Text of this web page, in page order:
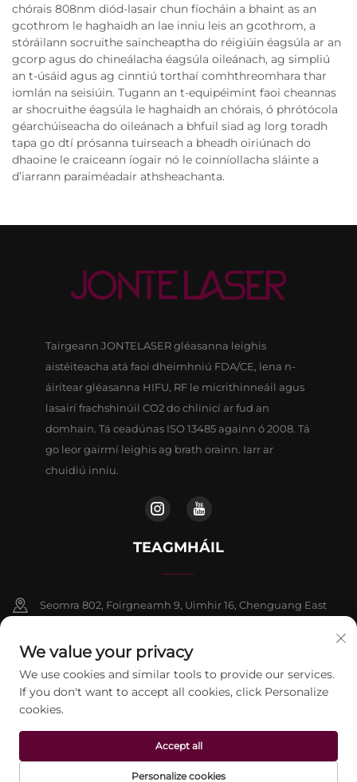
chórais 808nm diód-lasair chun fíocháin a bhaint as an
gcothrom le haghaidh an lae inniu leis an gcothrom, a
stóráilann socruithe saincheaptha do réigiúin éagsúla ar an
gcorp agus do chineálacha éagsúla oileánach, ag simpliú
an t-úsáid agus ag cinntiú torthaí comhthreomhara thar
iomlán na seisiúin. Tugann an t-equipéimint faoi cheannas
ar shocruithe éagsúla le haghaidh an chórais, ó phrótócola
géarchúiseacha do oileánach a bhfuil siad ag lorg toradh
tapa go dtí prósanna tuirseach a bheadh oiriúnach do
dhaoine le craiceann íogair nó le coinníollacha sláinte a
d’iarrann paraiméadair athsheachanta.
Tairgeann JONTELASER gléasanna leighis
aistéiteacha atá faoi dheimhniú FDA/CE, lena n-
áirítear gléasanna HIFU, RF le micrithinneáil agus
lasairí frachshinúil CO2 do chlinicí ar fud an
domhain. Tá ceadúnas ISO 13485 againn ó 2008. Tá
go leor gairmí leighis ag brath orainn. Iarr ar
chuidiú inniu.
TEAGMHÁIL
Seomra 802, Foirgneamh 9, Uimhir 16, Chenguang East
+86-13911459627
[email protected]
Ceart chun chóipcheart © 2026 Beijing Jontelaser Technology
CO.,LTD. Cuireadh ar fáil gach ceart. Beartas Príobháideachta
We value your privacy
We use cookies and similar tools to provide our services.
If you don't want to accept all cookies, click Personalize
cookies.
Personalize cookies
Accept all